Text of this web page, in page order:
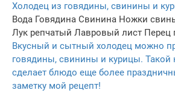
Холодец из говядины, свинины и
Вода Говядина Свинина Ножки
Лук репчатый Лавровый лист Перец
Вкусный и сытный холодец можно
говядины, свинины и курицы. Такой
сделает блюдо еще более
заметку мой рецепт!